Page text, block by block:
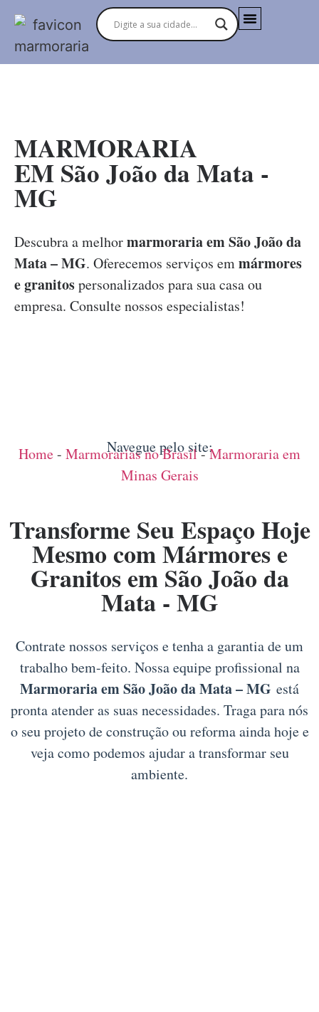
MARMORARIA
EM São João da Mata -
MG
Descubra a melhormarmoraria em São João da
Mata – MG. Oferecemos serviços emmármores
e granitospersonalizados para sua casa ou
empresa. Consulte nossos especialistas!
Navegue pelo site:
Home- Marmorarias no Brasil-Marmoraria em
Minas Gerais
Transforme Seu Espaço Hoje
Mesmo com Mármores e
Granitos em São João da
Mata - MG
Contrate nossos serviços e tenha a garantia de um
trabalho bem-feito. Nossa equipe profissional na
Marmoraria em São João da Mata – MG está
pronta atender as suas necessidades. Traga para nós
o seu projeto de construção ou reforma ainda hoje e
veja como podemos ajudar a transformar seu
ambiente.